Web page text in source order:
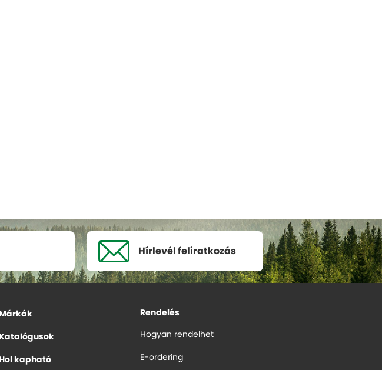
Hírlevél feliratkozás
Márkák
Katalógusok
Hol kapható
Rendelés
Hogyan rendelhet
E-ordering